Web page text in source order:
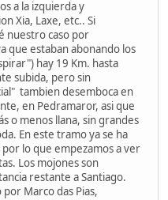
a la izquierda y
Xia, Laxe, etc.. Si
nuestro caso por
que estaban abonando los
hay 19 Km. hasta
subida, pero sin
tambien desemboca en
en Pedramaror, asi que
o menos llana, sin grandes
En este tramo ya se ha
lo que empezamos a ver
Los mojones son
restante a Santiago.
Marco das Pias,